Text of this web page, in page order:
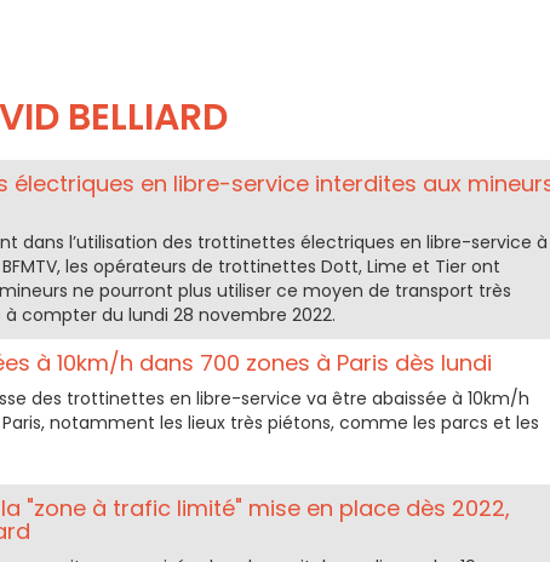
BELLIARD
électriques en libre-service interdites aux
dans l’utilisation des trottinettes électriques en libre-service à
les opérateurs de trottinettes Dott, Lime et Tier ont
ne pourront plus utiliser ce moyen de transport très
compter du lundi 28 novembre 2022.
à 10km/h dans 700 zones à Paris dès lundi
des trottinettes en libre-service va être abaissée à 10km/h
notamment les lieux très piétons, comme les parcs et les
"zone à trafic limité" mise en place dès 2022,